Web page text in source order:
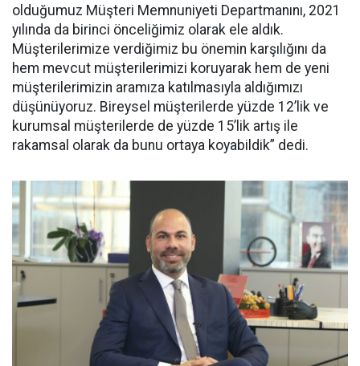
olduğumuz Müşteri Memnuniyeti Departmanını, 2021
yılında da birinci önceliğimiz olarak ele aldık.
Müşterilerimize verdiğimiz bu önemin karşılığını da
hem mevcut müşterilerimizi koruyarak hem de yeni
müşterilerimizin aramıza katılmasıyla aldığımızı
düşünüyoruz. Bireysel müşterilerde yüzde 12’lik ve
kurumsal müşterilerde de yüzde 15’lik artış ile
rakamsal olarak da bunu ortaya koyabildik” dedi.